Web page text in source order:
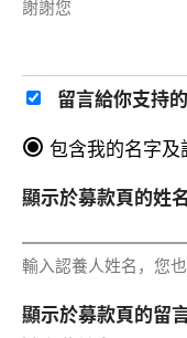
謝謝您
留言給你支持
包含我的名字及
顯示於募款頁的姓
輸入認養人姓名，您
顯示於募款頁的留